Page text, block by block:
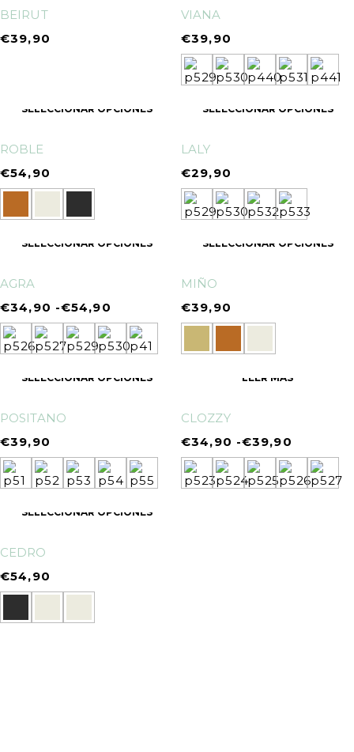
BEIRUT
€39,90
VIANA
€39,90
SELECCIONAR OPCIONES
ROBLE
€54,90
SELECCIONAR OPCIONES
LALY
€29,90
SELECCIONAR OPCIONES
AGRA
€34,90 -€54,90
SELECCIONAR OPCIONES
MIÑO
€39,90
SELECCIONAR OPCIONES
POSITANO
€39,90
LEER MÁS
CLOZZY
€34,90 -€39,90
SELECCIONAR OPCIONES
CEDRO
€54,90